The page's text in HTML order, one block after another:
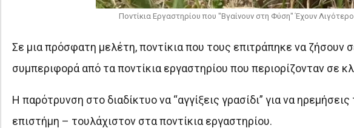
Ποντίκια Εργαστηρίου που "Βγαίνουν στη Φύση" Έχουν
Σε μια πρόσφατη μελέτη, ποντίκια που τους επιτράπηκε να ζήσουν
συμπεριφορά από τα ποντίκια εργαστηρίου που περιορίζονταν σε
Η παρότρυνση στο διαδίκτυο να “αγγίξεις γρασίδι” για να
επιστήμη – τουλάχιστον στα ποντίκια εργαστηρίου.